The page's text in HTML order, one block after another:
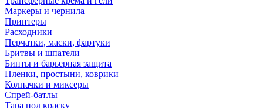
Маркеры и чернила
Принтеры
Расходники
Перчатки, маски, фартуки
Бритвы и шпатели
Бинты и барьерная защита
Пленки, простыни, коврики
Колпачки и миксеры
Спрей-батлы
Тара под краску